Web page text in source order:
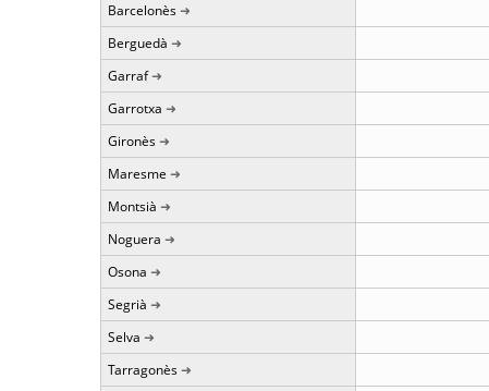
Barcelonès
Berguedà
Garraf
Garrotxa
Gironès
Maresme
Montsià
Noguera
Osona
Segrià
Selva
Tarragonès